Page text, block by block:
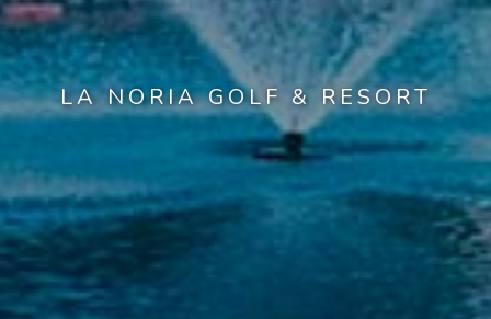
LA NORIA GOLF & RESORT